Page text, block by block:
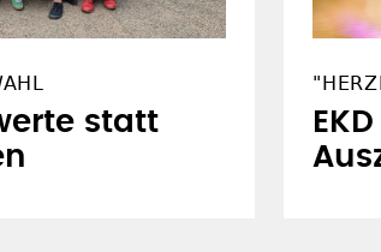
statt